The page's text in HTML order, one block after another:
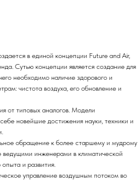
в единой концепции Future and Air,
Сутью концепции является создание для
необходимо наличие здорового и
чистота воздуха, его обновление и
от типовых аналогов. Модели
новейшие достижения науки, техники и
обращение к более старшему и мудрому
ведущими инженерами в климатической
опыта и развития.
управление воздушным потоком во